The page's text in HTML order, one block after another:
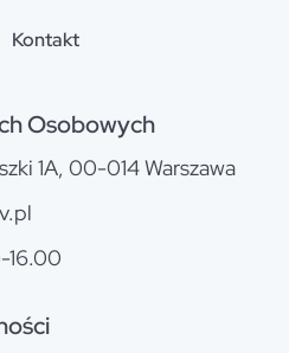
Kontakt
Osobowych
1A, 00-014 Warszawa
16.00